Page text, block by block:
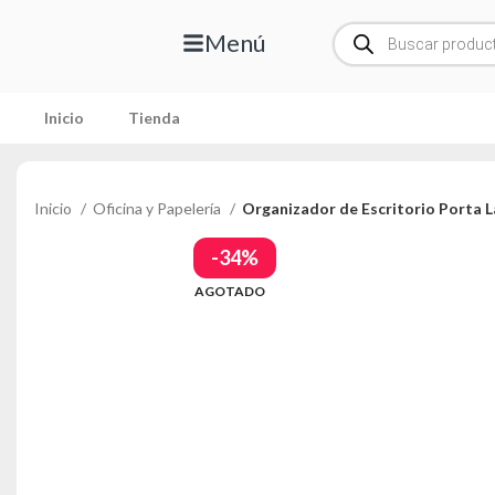
Menú
Inicio Tienda
Inicio Oficina y Papelería Organizador de Escritorio Porta
-34%
AGOTADO